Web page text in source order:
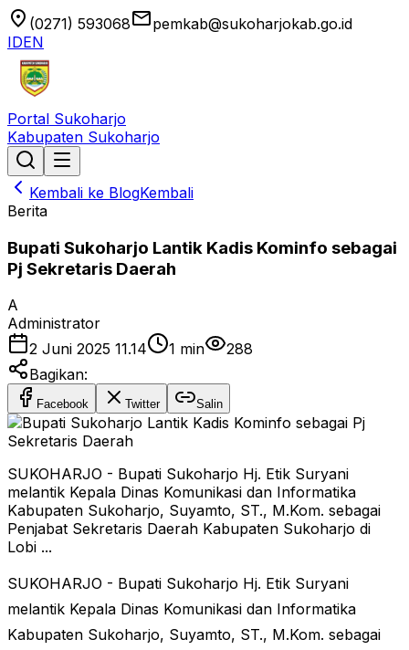
location_on (0271) 593068emailpemkab@sukoharjokab.go.id
IDEN
Portal Sukoharjo
Kabupaten Sukoharjo
Kembali ke BlogKembali
Berita
Bupati Sukoharjo Lantik Kadis Kominfo sebagai
Pj Sekretaris Daerah
A
Administrator
2 Juni 2025 11.14
1 min
288
Bagikan:
Facebook Twitter Salin
SUKOHARJO - Bupati Sukoharjo Hj. Etik Suryani
melantik Kepala Dinas Komunikasi dan Informatika
Kabupaten Sukoharjo, Suyamto, ST., M.Kom. sebagai
Penjabat Sekretaris Daerah Kabupaten Sukoharjo di
Lobi ...
SUKOHARJO - Bupati Sukoharjo Hj. Etik Suryani
melantik Kepala Dinas Komunikasi dan Informatika
Kabupaten Sukoharjo, Suyamto, ST., M.Kom. sebagai